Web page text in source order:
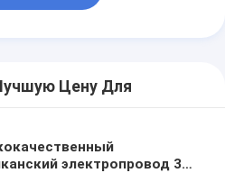
Цену Для
электропровод 3